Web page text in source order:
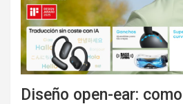
Diseño open-ear: